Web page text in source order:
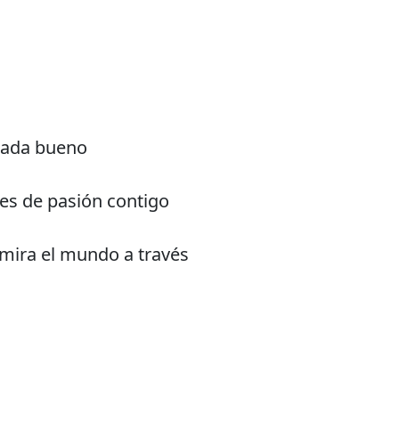
bueno
de pasión contigo
el mundo a través